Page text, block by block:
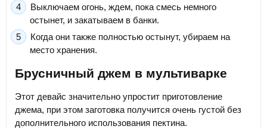
Выключаем огонь, ждем, пока смесь немного
остынет, и закатываем в банки.
Когда они также полностью остынут, убираем на
место хранения.
Брусничный джем в мультиварке
Этот девайс значительно упростит приготовление
джема, при этом заготовка получится очень густой без
дополнительного использования пектина.